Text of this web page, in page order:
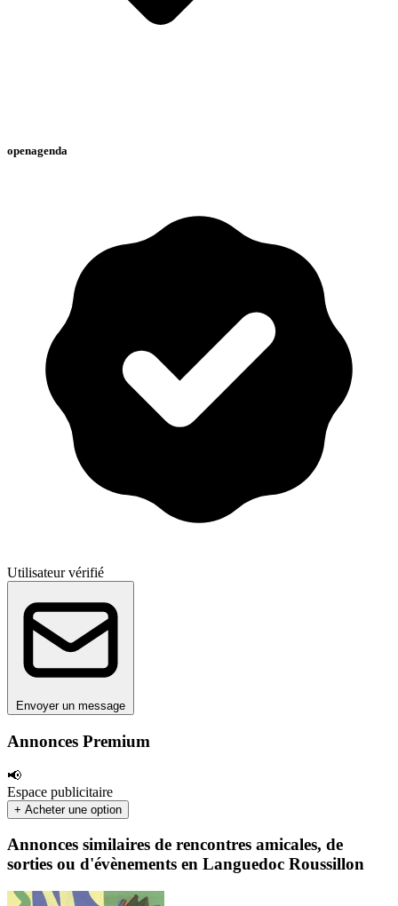
Annonces Premium
📢
Espace publicitaire
+ Acheter une option
openagenda
Utilisateur vérifié
Envoyer un message
Annonces similaires de rencontres amicales, de
sorties ou d'évènements en Languedoc Roussillon